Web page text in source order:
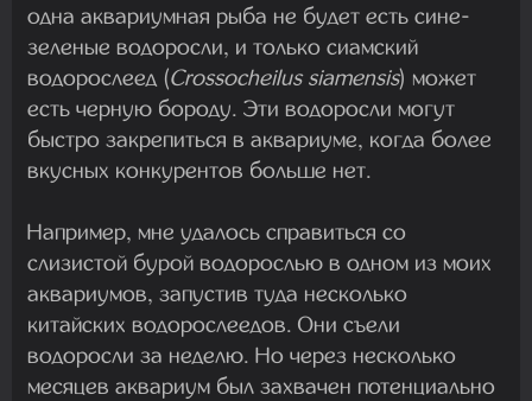
одна аквариумная рыба не будет есть сине-
зеленые водоросли, и только сиамский
водорослеед (Crossocheilus siamensis) может
есть черную бороду. Эти водоросли могут
быстро закрепиться в аквариуме, когда более
вкусных конкурентов больше нет.
Например, мне удалось справиться со
слизистой бурой водорослью в одном из моих
аквариумов, запустив туда несколько
китайских водорослеедов. Они съели
водоросли за неделю. Но через несколько
месяцев аквариум был захвачен потенциально